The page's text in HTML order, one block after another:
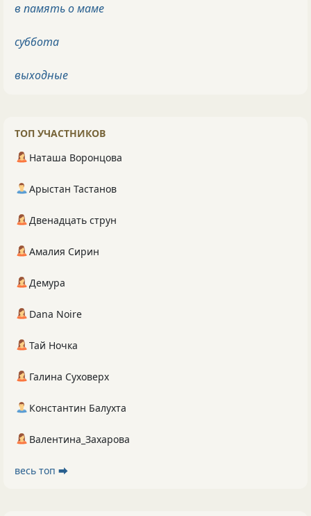
в память о маме
суббота
выходные
ТОП УЧАСТНИКОВ
Наташа Воронцова
Арыстан Тастанов
Двенадцать струн
Амалия Сирин
Демура
Dana Noire
Тай Ночка
Галина Суховерх
Константин Балухта
Валентина_Захарова
весь топ ⮕